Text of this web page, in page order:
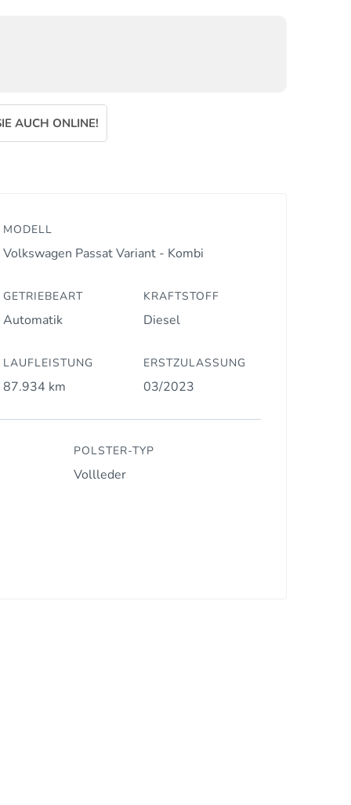
AUCH ONLINE!
MODELL
Volkswagen Passat Variant - Kombi
GETRIEBEART
Automatik
KRAFTSTOFF
Diesel
LAUFLEISTUNG
87.934 km
ERSTZULASSUNG
03/2023
POLSTER-TYP
Vollleder